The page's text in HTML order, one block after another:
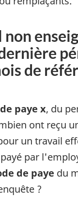
non
de
paye x, du
ont reçu
un travail
par
de paye du
?